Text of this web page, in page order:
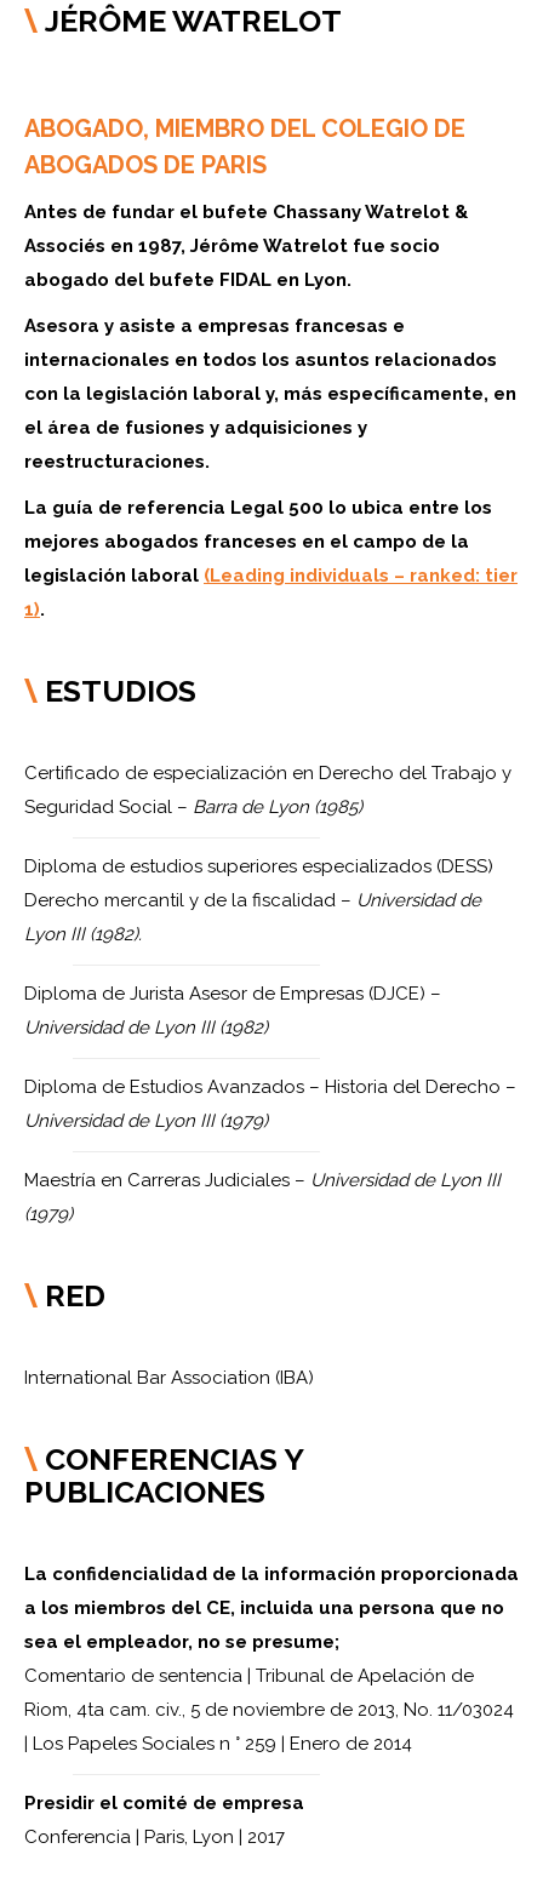
\ JÉRÔME WATRELOT
ABOGADO, MIEMBRO DEL COLEGIO DE
ABOGADOS DE PARIS
Antes de fundar el bufete Chassany Watrelot &
Associés en 1987, Jérôme Watrelot fue socio
abogado del bufete FIDAL en Lyon.
Asesora y asiste a empresas francesas e
internacionales en todos los asuntos relacionados
con la legislación laboral y, más específicamente, en
el área de fusiones y adquisiciones y
reestructuraciones.
La guía de referencia Legal 500 lo ubica entre los
mejores abogados franceses en el campo de la
legislación laboral (Leading individuals – ranked: tier
1).
\ ESTUDIOS
Certificado de especialización en Derecho del Trabajo y
Seguridad Social – Barra de Lyon (1985)
Diploma de estudios superiores especializados (DESS)
Derecho mercantil y de la fiscalidad – Universidad de
Lyon III (1982).
Diploma de Jurista Asesor de Empresas (DJCE) –
Universidad de Lyon III (1982)
Diploma de Estudios Avanzados – Historia del Derecho –
Universidad de Lyon III (1979)
Maestría en Carreras Judiciales – Universidad de Lyon III
(1979)
\ RED
International Bar Association (IBA)
\ CONFERENCIAS Y
PUBLICACIONES
La confidencialidad de la información proporcionada
a los miembros del CE, incluida una persona que no
sea el empleador, no se presume;
Comentario de sentencia | Tribunal de Apelación de
Riom, 4ta cam. civ., 5 de noviembre de 2013, No. 11/03024
| Los Papeles Sociales n ° 259 | Enero de 2014
Presidir el comité de empresa
Conferencia | Paris, Lyon | 2017